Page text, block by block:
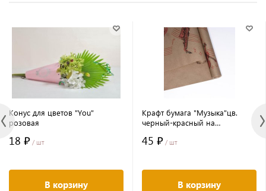
Конус для цветов "You"
розовая
18 ₽ / шт
В корзину
Крафт бумага "Музыка"цв.
черный-красный на
720мм/60гр/60мкр/8,5м± 5%
45 ₽ / шт
В корзину